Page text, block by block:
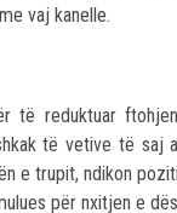
vaj kanelle.
të reduktuar
të vetive të saj
e trupit, ndikon
për nxitjen e